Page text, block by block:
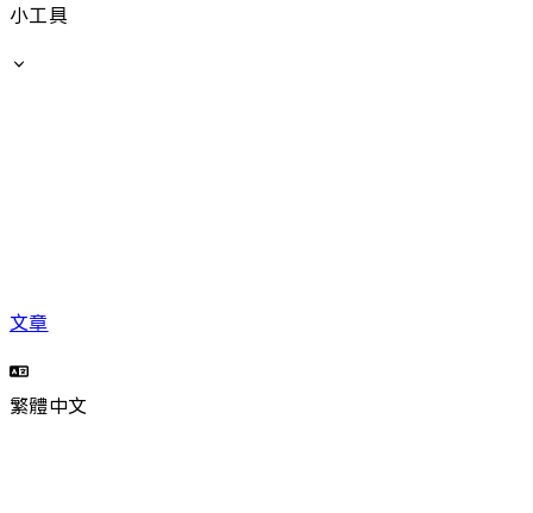
小工具
文章
繁體中文